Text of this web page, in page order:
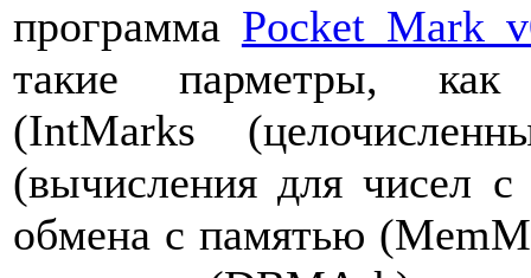
программа Pocket Mark
такие парметры, как
(IntMarks
(вычисления для чисел с
обмена с памятью